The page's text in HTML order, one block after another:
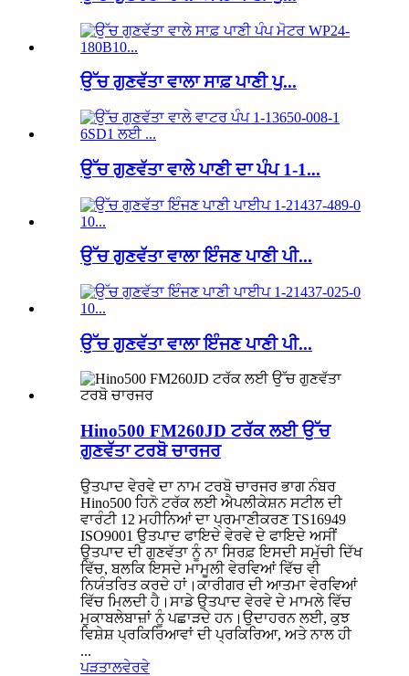
ਉੱਚ ਗੁਣਵੱਤਾ ਵਾਲਾ ਸਾਫ਼ ਪਾਣੀ ਪੁ...
ਉੱਚ ਗੁਣਵੱਤਾ ਵਾਲੇ ਪਾਣੀ ਦਾ ਪੰਪ 1-1...
ਉੱਚ ਗੁਣਵੱਤਾ ਵਾਲਾ ਇੰਜਣ ਪਾਣੀ ਪੀ...
ਉੱਚ ਗੁਣਵੱਤਾ ਵਾਲਾ ਇੰਜਣ ਪਾਣੀ ਪੀ...
Hino500 FM260JD ਟਰੱਕ ਲਈ ਉੱਚ
ਗੁਣਵੱਤਾ ਟਰਬੋ ਚਾਰਜਰ
ਉਤਪਾਦ ਵੇਰਵੇ ਦਾ ਨਾਮ ਟਰਬੋ ਚਾਰਜਰ ਭਾਗ ਨੰਬਰ
Hino500 ਹਿਨੋ ਟਰੱਕ ਲਈ ਐਪਲੀਕੇਸ਼ਨ ਸਟੀਲ ਦੀ
ਵਾਰੰਟੀ 12 ਮਹੀਨਿਆਂ ਦਾ ਪ੍ਰਮਾਣੀਕਰਣ TS16949
ISO9001 ਉਤਪਾਦ ਫਾਇਦੇ ਵੇਰਵੇ ਦੇ ਫਾਇਦੇ ਅਸੀਂ
ਉਤਪਾਦ ਦੀ ਗੁਣਵੱਤਾ ਨੂੰ ਨਾ ਸਿਰਫ਼ ਇਸਦੀ ਸਮੁੱਚੀ ਦਿੱਖ
ਵਿੱਚ, ਬਲਕਿ ਇਸਦੇ ਮਾਮੂਲੀ ਵੇਰਵਿਆਂ ਵਿੱਚ ਵੀ
ਨਿਯੰਤਰਿਤ ਕਰਦੇ ਹਾਂ।ਕਾਰੀਗਰ ਦੀ ਆਤਮਾ ਵੇਰਵਿਆਂ
ਵਿੱਚ ਮਿਲਦੀ ਹੈ।ਸਾਡੇ ਉਤਪਾਦ ਵੇਰਵੇ ਦੇ ਮਾਮਲੇ ਵਿੱਚ
ਮੁਕਾਬਲੇਬਾਜ਼ਾਂ ਨੂੰ ਪਛਾੜਦੇ ਹਨ।ਉਦਾਹਰਨ ਲਈ, ਕੁਝ
ਵਿਸ਼ੇਸ਼ ਪ੍ਰਕਿਰਿਆਵਾਂ ਦੀ ਪ੍ਰਕਿਰਿਆ, ਅਤੇ ਨਾਲ ਹੀ
...
ਪੜਤਾਲਵੇਰਵੇ